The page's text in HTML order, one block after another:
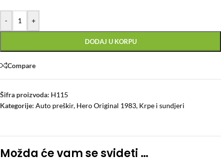
- +
DODAJ U KORPU
Compare
Šifra proizvoda: H115
Kategorije: Auto preškir, Hero Original 1983, Krpe i sundjeri
Možda će vam se svideti …